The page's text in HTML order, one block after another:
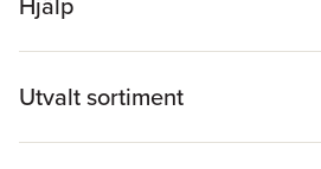
Utvalt sortiment